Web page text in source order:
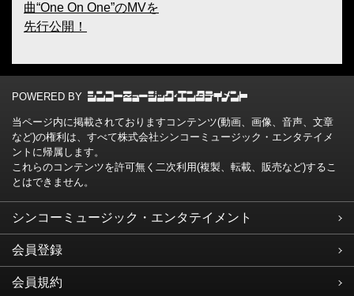
曲“One On One”のMVを
先行公開！
POWERED BY
当ページ内に掲載されておりますコンテンツ(動画、画像、音声、文章
など)の権利は、すべて株式会社シンコーミュージック・エンタテイメ
ントに帰属します。
これらのコンテンツを許可無く二次利用(複製、転載、販売など)するこ
とはできません。
シンコーミュージック・エンタテイメント
会員登録
会員規約